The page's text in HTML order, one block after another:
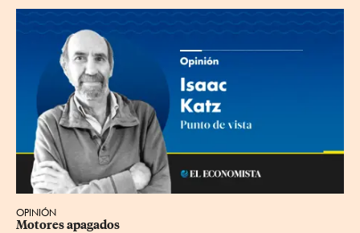
OPINIÓN
Motores apagados